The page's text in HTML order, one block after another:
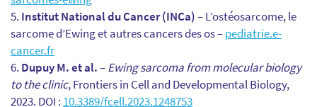
Institut National du Cancer (INCa)– L’ostéosarcome, le
sarcome d’Ewing et autres cancers des os –pediatrie.e-
cancer.fr
Dupuy M. et al.–Ewing sarcoma from molecular biology
to the clinic, Frontiers in Cell and Developmental Biology,
2023. DOI : 10.3389/fcell.2023.1248753